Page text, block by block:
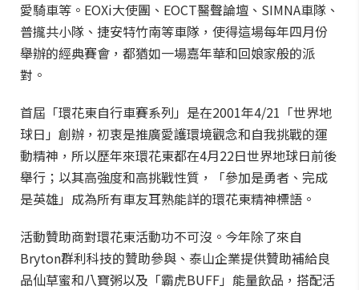
愛騎車等。EOXi大使團、EOCT醫聲論壇、SIMNA車隊、
普攏共小隊、捷安特竹南等車隊，使得這場每年四月份
舉辦的經典賽會，都猶如一場嘉年華和回娘家般的派
對。
首屆「環花東自行車賽系列」是在2001年4/21「世界地
球日」創辦，初衷是推廣愛護環境觀念和自我挑戰的運
動精神，所以歷年來環花東都在4月22日世界地球日前後
舉行；以其高強度和高挑戰性質，「參加是勇者、完成
是英雄」成為所有車友耳熟能詳的環花東精神標語。
活動贊助商對環花東活動功不可沒。今年除了來自
Bryton群利科技的贊助參與、泰山企業提供贊助補給良
品仙草蜜和八寶粥以及「霸虎BUFF」能量飲品，搭配活